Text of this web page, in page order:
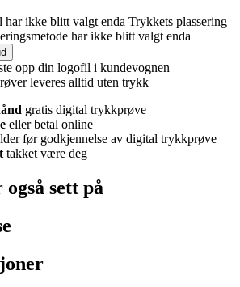
har ikke blitt valgt enda Trykkets plassering
har ikke blitt valgt enda
opp din logofil i kundevognen
leveres alltid uten trykk
gratis digital trykkprøve
eller betal online
før godkjennelse av digital trykkprøve
takket være deg
sett på